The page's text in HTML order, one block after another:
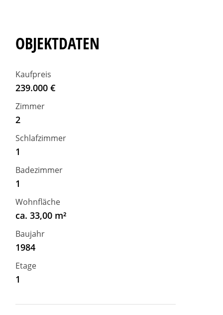
OBJEKTDATEN
Kaufpreis
239.000 €
Zimmer
2
Schlafzimmer
1
Badezimmer
1
Wohnfläche
ca. 33,00 m²
Baujahr
1984
Etage
1